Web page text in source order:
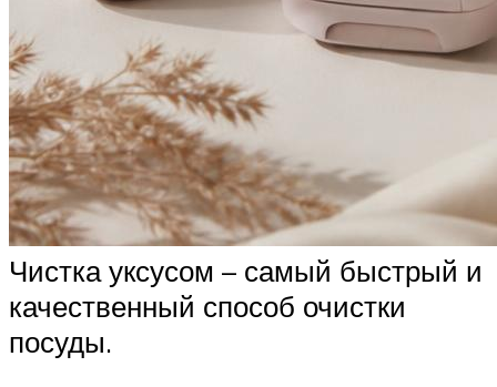
Чистка уксусом – самый быстрый и
качественный способ очистки
посуды.